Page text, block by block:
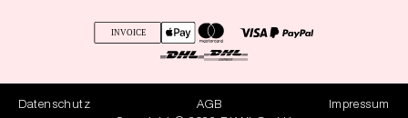
Datenschutz AGB
Impressum